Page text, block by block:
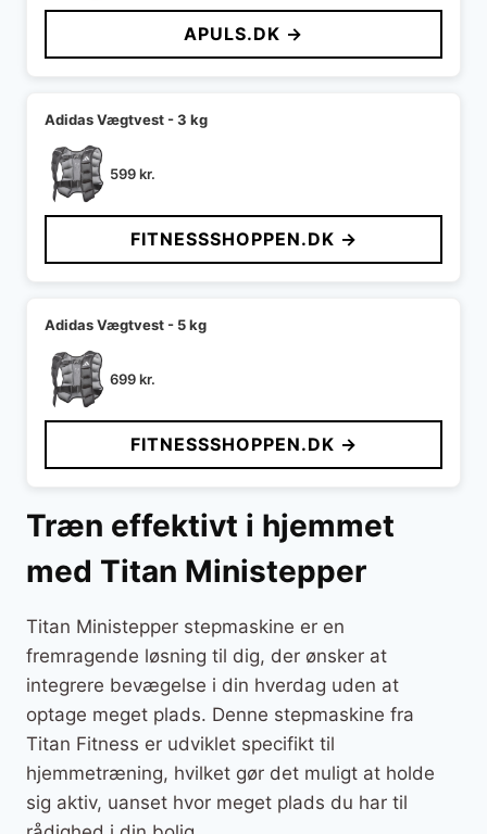
pris
599 kr..
pris
er:
299 kr..
APULS.DK →
Adidas Vægtvest - 3 kg
599kr.
FITNESSSHOPPEN.DK →
Adidas Vægtvest - 5 kg
699kr.
FITNESSSHOPPEN.DK →
Træn effektivt i hjemmet
med Titan Ministepper
Titan Ministepper stepmaskine er en
fremragende løsning til dig, der ønsker at
integrere bevægelse i din hverdag uden at
optage meget plads. Denne stepmaskine fra
Titan Fitness er udviklet specifikt til
hjemmetræning, hvilket gør det muligt at holde
sig aktiv, uanset hvor meget plads du har til